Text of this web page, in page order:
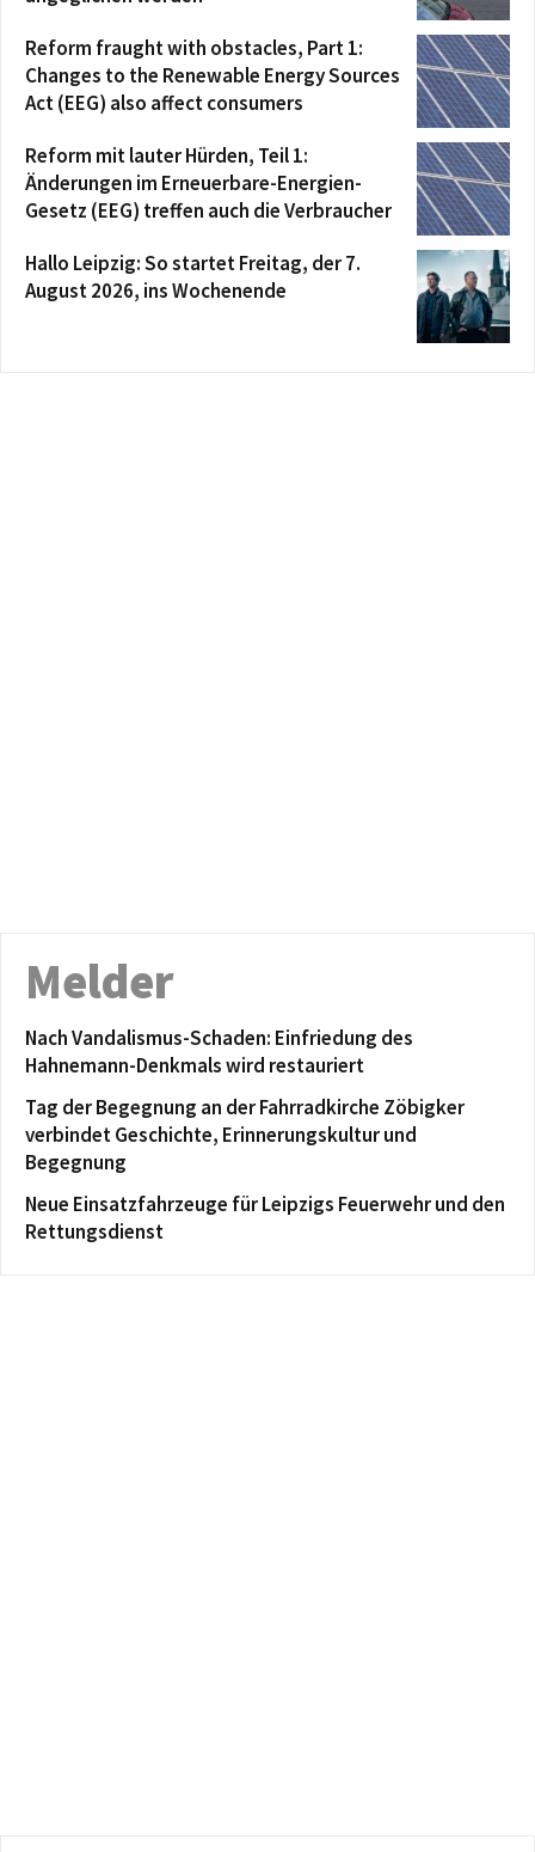
Reform fraught with obstacles, Part 1:
Changes to the Renewable Energy Sources
Act (EEG) also affect consumers
Reform mit lauter Hürden, Teil 1:
Änderungen im Erneuerbare-Energien-
Gesetz (EEG) treffen auch die Verbraucher
Hallo Leipzig: So startet Freitag, der 7.
August 2026, ins Wochenende
Melder
Nach Vandalismus-Schaden: Einfriedung des
Hahnemann-Denkmals wird restauriert
Tag der Begegnung an der Fahrradkirche Zöbigker
verbindet Geschichte, Erinnerungskultur und
Begegnung
Neue Einsatzfahrzeuge für Leipzigs Feuerwehr und den
Rettungsdienst